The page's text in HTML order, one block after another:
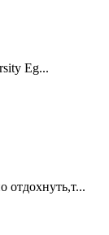
Eg...
отдохнуть,т...